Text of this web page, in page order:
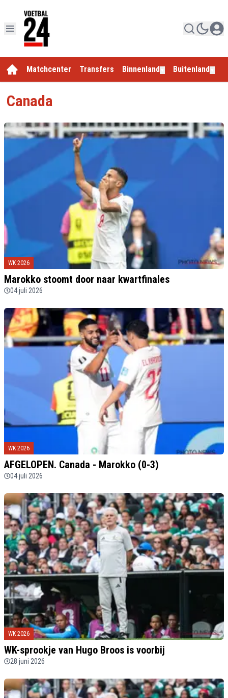
Matchcenter Transfers Binnenland Buitenland
Canada
WK 2026
Marokko stoomt door naar kwartfinales
04 juli 2026
WK 2026
AFGELOPEN. Canada - Marokko (0-3)
04 juli 2026
WK 2026
WK-sprookje van Hugo Broos is voorbij
28 juni 2026